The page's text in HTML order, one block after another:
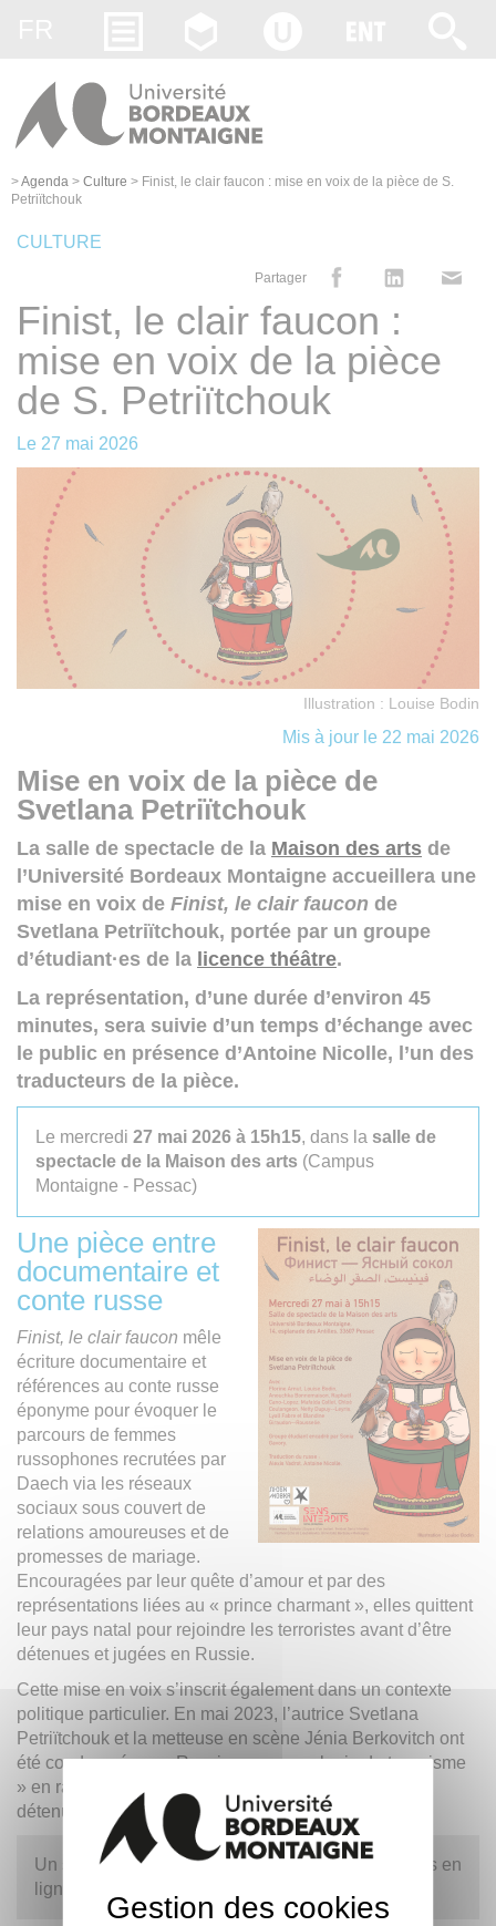
>Agenda > Culture > Finist, le clair faucon : mise en voix de la pièce de S.
Petriïtchouk
CULTURE
Partager
Finist, le clair faucon :
mise en voix de la pièce
de S. Petriïtchouk
Le 27 mai 2026
Illustration : Louise Bodin
Mis à jour le 22 mai 2026
Mise en voix de la pièce de
Svetlana Petriïtchouk
La salle de spectacle de la Maison des arts de
l’Université Bordeaux Montaigne accueillera une
mise en voix de Finist, le clair faucon de
Svetlana Petriïtchouk, portée par un groupe
d’étudiant·es de la licence théâtre.
La représentation, d’une durée d’environ 45
minutes, sera suivie d’un temps d’échange avec
le public en présence d’Antoine Nicolle, l’un des
traducteurs de la pièce.
Le mercredi 27 mai 2026 à 15h15, dans la salle de
spectacle de la Maison des arts (Campus
Montaigne - Pessac)
Une pièce entre
documentaire et
conte russe
Finist, le clair faucon mêle
écriture documentaire et
références au conte russe
éponyme pour évoquer le
parcours de femmes
russophones recrutées par
Daech via les réseaux
sociaux sous couvert de
relations amoureuses et de
promesses de mariage.
Encouragées par leur quête d’amour et par des
représentations liées au « prince charmant », elles quittent
leur pays natal pour rejoindre les terroristes avant d’être
détenues et jugées en Russie.
Cette mise en voix s’inscrit également dans un contexte
politique particulier. En mai 2023, l’autrice Svetlana
Petriïtchouk et la metteuse en scène Jénia Berkovitch ont
été condamnées en Russie pour « apologie du terrorisme
» en raison de cette pièce. Elles sont actuellement
détenues en colonie pénitentiaire.
Un site de soutien à Svetlana Petriïtchouk a été mis en
ligne :
Gestion des cookies